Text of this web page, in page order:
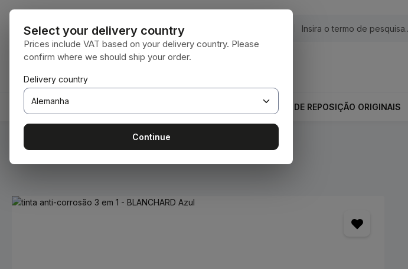
o conteúdo principal
Saltar para a pesquisa
Saltar para a navegação principal
HOME PEÇAS DE REPOSIÇÃO ORIGINAIS
Você está aqui:
Ignorar galeria de imagens
Select your delivery country
Prices include VAT based on your delivery country. Please
confirm where we should ship your order.
Delivery country
Continue